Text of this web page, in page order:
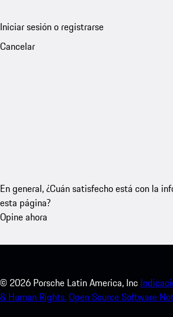
Iniciar sesión o registrarse
Cancelar
En general, ¿Cuán satisfecho está con la
esta página?
Opine ahora
© 2026 Porsche Latin America, Inc
& Human Rights.Open Source Software